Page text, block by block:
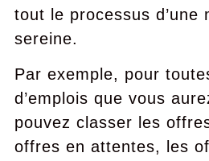
tout le processus d’une
sereine.
Par exemple, pour
d’emplois que vous
pouvez classer les
offres en attentes, les